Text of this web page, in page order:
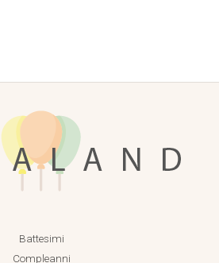
Battesimi
Compleanni